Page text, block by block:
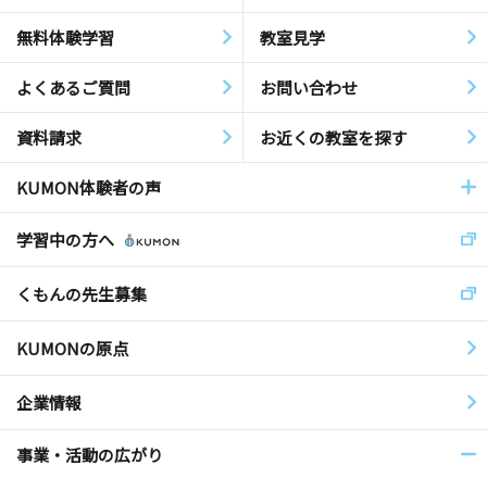
無料体験学習 教室見学
よくあるご質問 お問い合わせ
資料請求 お近くの教室を探す
KUMON体験者の声
学習中の方へ
くもんの先生募集
KUMONの原点
企業情報
事業・活動の広がり